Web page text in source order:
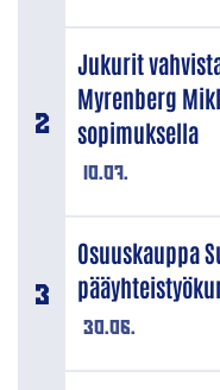
10.07.
Jukurit
Myrenberg
sopimuksella
30.06.
Osuuskauppa